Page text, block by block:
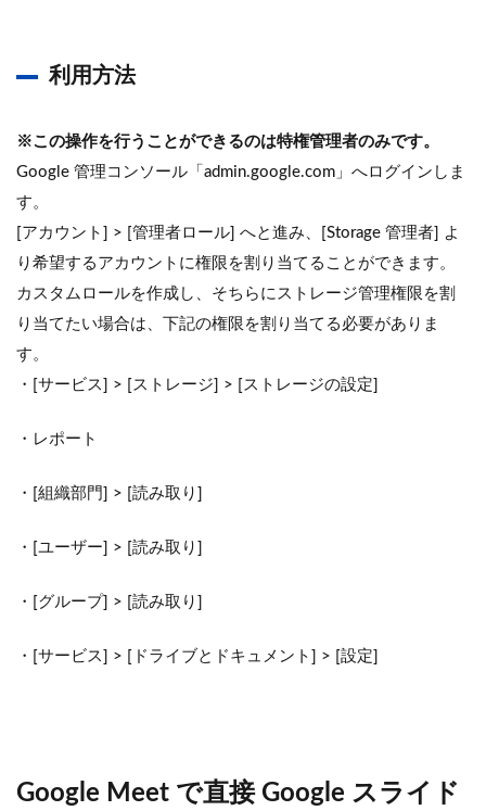
利用方法
※この操作を行うことができるのは特権管理者のみです。
Google 管理コンソール「admin.google.com」へログインしま
す。
[アカウント] > [管理者ロール] へと進み、[Storage 管理者] よ
り希望するアカウントに権限を割り当てることができます。
カスタムロールを作成し、そちらにストレージ管理権限を割
り当てたい場合は、下記の権限を割り当てる必要がありま
す。
・[サービス] > [ストレージ] > [ストレージの設定]
・レポート
・[組織部門] > [読み取り]
・[ユーザー] > [読み取り]
・[グループ] > [読み取り]
・[サービス] > [ドライブとドキュメント] > [設定]
Google Meet で直接 Google スライド